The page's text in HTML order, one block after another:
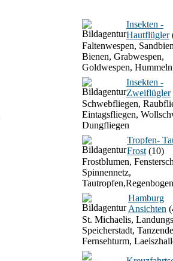
Insekten -
Hautflügler
Faltenwespen,
Bienen, Grabwespen,
Goldwespen, Hummeln
Insekten -
Zweiflügler
Schwebfliegen,
Eintagsfliegen,
Dungfliegen
Tropfen-
Frost (10)
Frostblumen,
Spinnennetz,
Hamburg
Ansichten
St. Michaelis,
Speicherstadt,
Fernsehturm,